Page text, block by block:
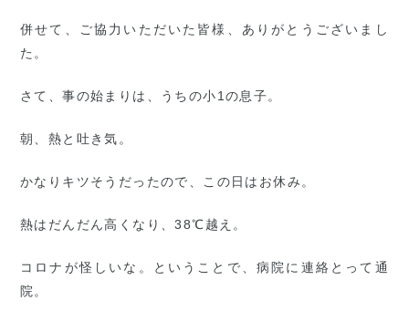
併せて、ご協力いただいた皆様、ありがとうございまし
た。
さて、事の始まりは、うちの小1の息子。
朝、熱と吐き気。
かなりキツそうだったので、この日はお休み。
熱はだんだん高くなり、38℃越え。
コロナが怪しいな。ということで、病院に連絡とって通
院。